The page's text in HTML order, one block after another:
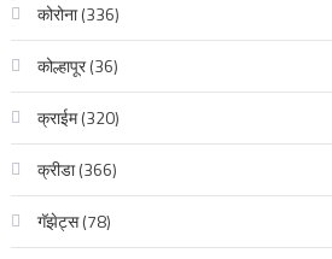
कोरोना(336)
कोल्हापूर(36)
क्राईम(320)
क्रीडा(366)
गॅझेट्स(78)